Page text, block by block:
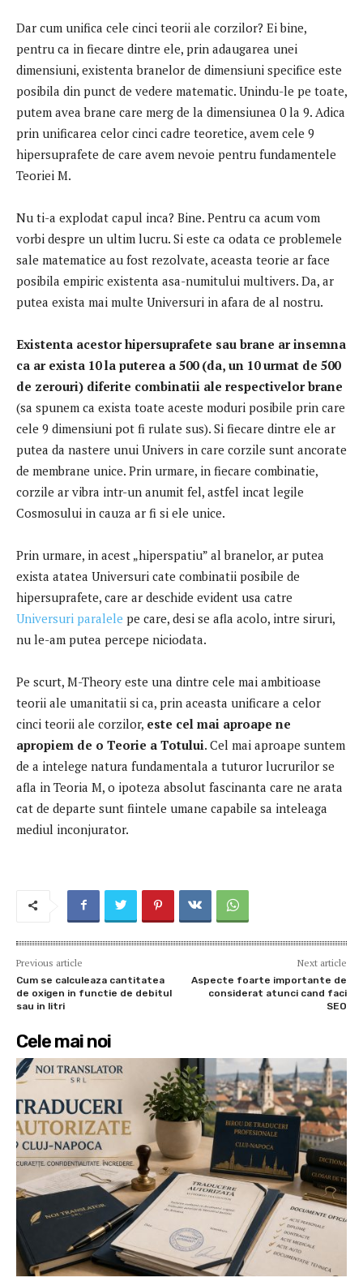
Dar cum unifica cele cinci teorii ale corzilor? Ei bine,
pentru ca in fiecare dintre ele, prin adaugarea unei
dimensiuni, existenta branelor de dimensiuni specifice este
posibila din punct de vedere matematic. Unindu-le pe toate,
putem avea brane care merg de la dimensiunea 0 la 9. Adica
prin unificarea celor cinci cadre teoretice, avem cele 9
hipersuprafete de care avem nevoie pentru fundamentele
Teoriei M.
Nu ti-a explodat capul inca? Bine. Pentru ca acum vom
vorbi despre un ultim lucru. Si este ca odata ce problemele
sale matematice au fost rezolvate, aceasta teorie ar face
posibila empiric existenta asa-numitului multivers. Da, ar
putea exista mai multe Universuri in afara de al nostru.
Existenta acestor hipersuprafete sau brane ar insemna
ca ar exista 10 la puterea a 500 (da, un 10 urmat de 500
de zerouri) diferite combinatii ale respectivelor brane
(sa spunem ca exista toate aceste moduri posibile prin care
cele 9 dimensiuni pot fi rulate sus). Si fiecare dintre ele ar
putea da nastere unui Univers in care corzile sunt ancorate
de membrane unice. Prin urmare, in fiecare combinatie,
corzile ar vibra intr-un anumit fel, astfel incat legile
Cosmosului in cauza ar fi si ele unice.
Prin urmare, in acest „hiperspatiu” al branelor, ar putea
exista atatea Universuri cate combinatii posibile de
hipersuprafete, care ar deschide evident usa catre
Universuri paralele pe care, desi se afla acolo, intre siruri,
nu le-am putea percepe niciodata.
Pe scurt, M-Theory este una dintre cele mai ambitioase
teorii ale umanitatii si ca, prin aceasta unificare a celor
cinci teorii ale corzilor, este cel mai aproape ne
apropiem de o Teorie a Totului. Cel mai aproape suntem
de a intelege natura fundamentala a tuturor lucrurilor se
afla in Teoria M, o ipoteza absolut fascinanta care ne arata
cat de departe sunt fiintele umane capabile sa inteleaga
mediul inconjurator.
Previous article
Cum se calculeaza cantitatea
de oxigen in functie de debitul
sau in litri
Next article
Aspecte foarte importante de
considerat atunci cand faci
SEO
Cele mai noi